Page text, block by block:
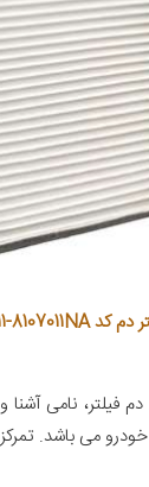
فیلتر، نامی آشنا
می باشد.